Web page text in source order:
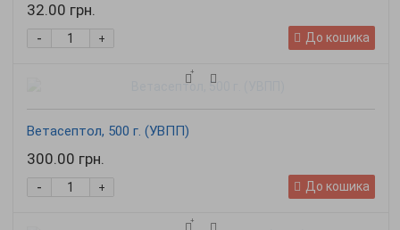
32.00 грн.
+
- До кошика
Ветасептол, 500 г. (УВПП)
300.00 грн.
+
- До кошика